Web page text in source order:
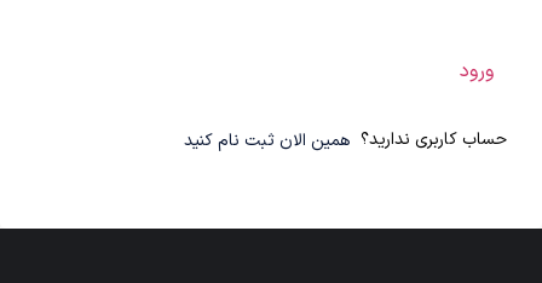
ورود
حساب کاربری ندارید؟ همین الان ثبت نام کنید